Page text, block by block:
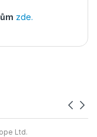
zde.
Ltd.